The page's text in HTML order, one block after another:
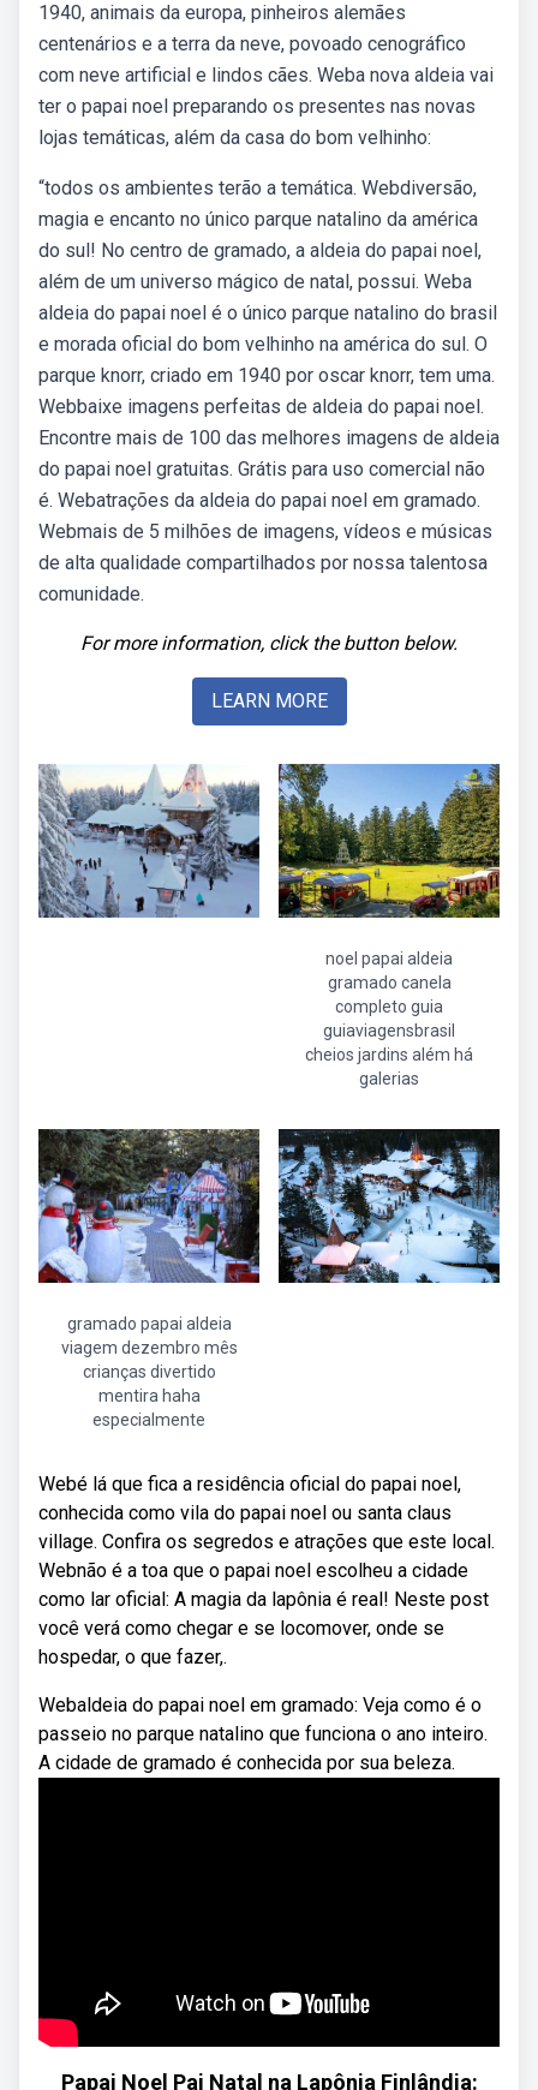
1940, animais da europa, pinheiros alemães
centenários e a terra da neve, povoado cenográfico
com neve artificial e lindos cães. Weba nova aldeia vai
ter o papai noel preparando os presentes nas novas
lojas temáticas, além da casa do bom velhinho:
“todos os ambientes terão a temática. Webdiversão,
magia e encanto no único parque natalino da américa
do sul! No centro de gramado, a aldeia do papai noel,
além de um universo mágico de natal, possui. Weba
aldeia do papai noel é o único parque natalino do brasil
e morada oficial do bom velhinho na américa do sul. O
parque knorr, criado em 1940 por oscar knorr, tem uma.
Webbaixe imagens perfeitas de aldeia do papai noel.
Encontre mais de 100 das melhores imagens de aldeia
do papai noel gratuitas. Grátis para uso comercial não
é. Webatrações da aldeia do papai noel em gramado.
Webmais de 5 milhões de imagens, vídeos e músicas
de alta qualidade compartilhados por nossa talentosa
comunidade.
For more information, click the button below.
LEARN MORE
noel papai aldeia
gramado canela
completo guia
guiaviagensbrasil
cheios jardins além há
galerias
gramado papai aldeia
viagem dezembro mês
crianças divertido
mentira haha
especialmente
Webé lá que fica a residência oficial do papai noel,
conhecida como vila do papai noel ou santa claus
village. Confira os segredos e atrações que este local.
Webnão é a toa que o papai noel escolheu a cidade
como lar oficial: A magia da lapônia é real! Neste post
você verá como chegar e se locomover, onde se
hospedar, o que fazer,.
Webaldeia do papai noel em gramado: Veja como é o
passeio no parque natalino que funciona o ano inteiro.
A cidade de gramado é conhecida por sua beleza.
Papai Noel Pai Natal na Lapônia Finlândia: